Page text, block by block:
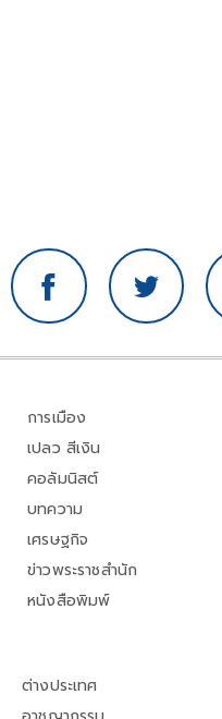
การเมือง
เปลว สีเงิน
คอลัมนิสต์
บทความ
เศรษฐกิจ
ข่าวพระราชสำนัก
หนังสือพิมพ์
ต่างประเทศ